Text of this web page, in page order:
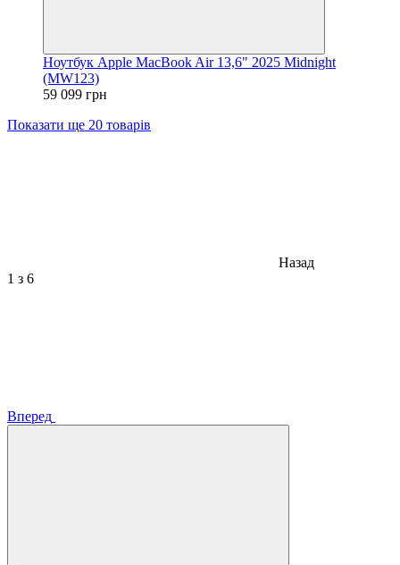
Ноутбук Apple MacBook Air 13,6" 2025 Midnight
(MW123)
59 099 грн
Показати ще 20 товарів
Назад
1 з 6
Вперед